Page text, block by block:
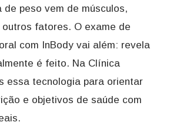
de peso vem de músculos,
fatores. O exame de
com InBody vai além: revela
é feito. Na Clínica
essa tecnologia para orientar
e objetivos de saúde com